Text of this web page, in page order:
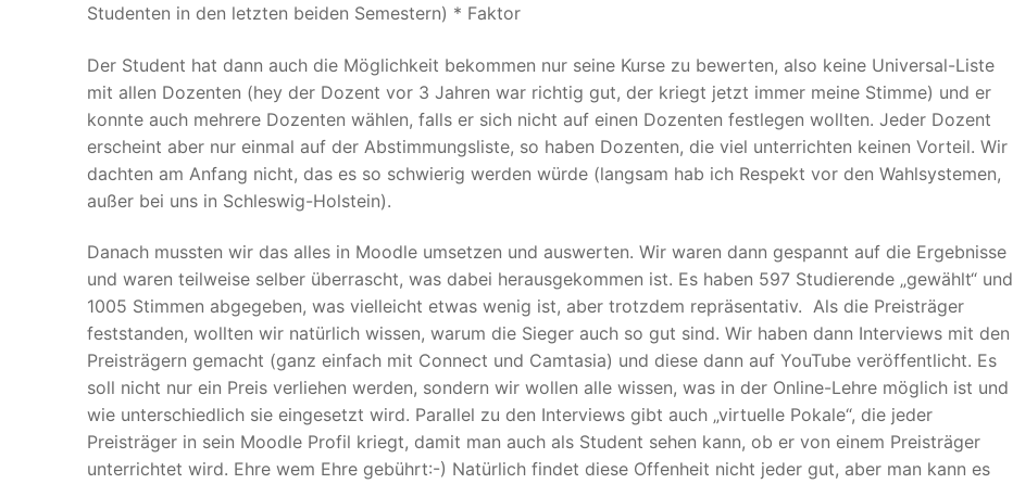
Studenten in den letzten beiden Semestern) * Faktor
Der Student hat dann auch die Möglichkeit bekommen nur seine Kurse zu bewerten, also keine Universal-Liste
mit allen Dozenten (hey der Dozent vor 3 Jahren war richtig gut, der kriegt jetzt immer meine Stimme) und er
konnte auch mehrere Dozenten wählen, falls er sich nicht auf einen Dozenten festlegen wollten. Jeder Dozent
erscheint aber nur einmal auf der Abstimmungsliste, so haben Dozenten, die viel unterrichten keinen Vorteil. Wir
dachten am Anfang nicht, das es so schwierig werden würde (langsam hab ich Respekt vor den Wahlsystemen,
außer bei uns in Schleswig-Holstein).
Danach mussten wir das alles in Moodle umsetzen und auswerten. Wir waren dann gespannt auf die Ergebnisse
und waren teilweise selber überrascht, was dabei herausgekommen ist. Es haben 597 Studierende „gewählt“ und
1005 Stimmen abgegeben, was vielleicht etwas wenig ist, aber trotzdem repräsentativ. Als die Preisträger
feststanden, wollten wir natürlich wissen, warum die Sieger auch so gut sind. Wir haben dann Interviews mit den
Preisträgern gemacht (ganz einfach mit Connect und Camtasia) und diese dann auf YouTube veröffentlicht. Es
soll nicht nur ein Preis verliehen werden, sondern wir wollen alle wissen, was in der Online-Lehre möglich ist und
wie unterschiedlich sie eingesetzt wird. Parallel zu den Interviews gibt auch „virtuelle Pokale“, die jeder
Preisträger in sein Moodle Profil kriegt, damit man auch als Student sehen kann, ob er von einem Preisträger
unterrichtet wird. Ehre wem Ehre gebührt:-) Natürlich findet diese Offenheit nicht jeder gut, aber man kann es